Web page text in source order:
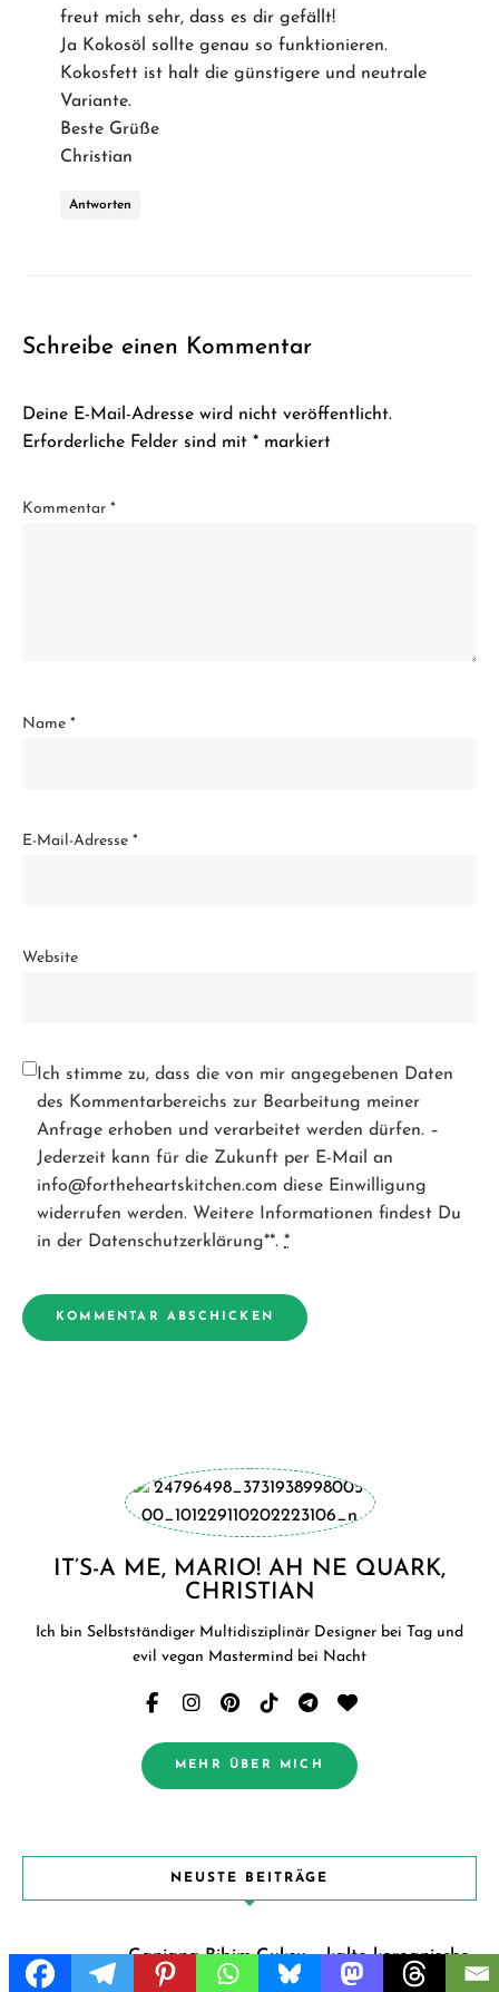
freut mich sehr, dass es dir gefällt!
Ja Kokosöl sollte genau so funktionieren.
Kokosfett ist halt die günstigere und neutrale
Variante.
Beste Grüße
Christian
Antworten
Schreibe einen Kommentar
Deine E-Mail-Adresse wird nicht veröffentlicht.
Erforderliche Felder sind mit * markiert
Kommentar *
Name *
E-Mail-Adresse *
Website
Ich stimme zu, dass die von mir angegebenen Daten
des Kommentarbereichs zur Bearbeitung meiner
Anfrage erhoben und verarbeitet werden dürfen. –
Jederzeit kann für die Zukunft per E-Mail an
info@fortheheartskitchen.com diese Einwilligung
widerrufen werden. Weitere Informationen findest Du
in der Datenschutzerklärung**. *
IT’S-A ME, MARIO! AH NE QUARK,
CHRISTIAN
Ich bin Selbstständiger Multidisziplinär Designer bei Tag und
evil vegan Mastermind bei Nacht
MEHR ÜBER MICH
NEUSTE BEITRÄGE
Ganjang Bibim Guksu – kalte koreanische
Sojasauce Nudeln